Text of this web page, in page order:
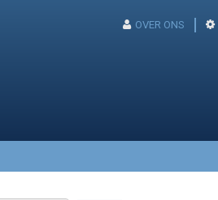
OVER ONS